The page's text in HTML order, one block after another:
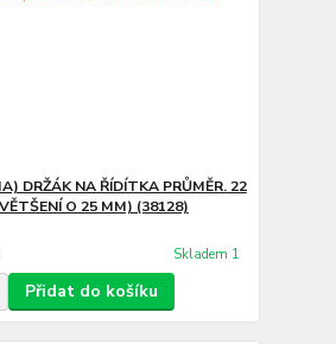
DRŽÁK NA ŘÍDÍTKA PRŮMĚR. 22
O 25 MM) (38128)
Skladem 1
Přidat do košíku